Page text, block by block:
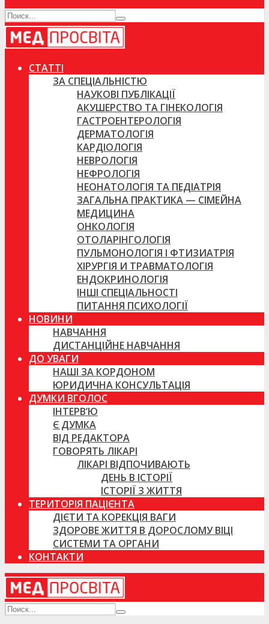
СТАТТІ
ЗА СПЕЦІАЛЬНІСТЮ
НАУКОВІ ПУБЛІКАЦІЇ
АКУШЕРСТВО ТА ГІНЕКОЛОГІЯ
ГАСТРОЕНТЕРОЛОГІЯ
ДЕРМАТОЛОГІЯ
КАРДІОЛОГІЯ
НЕВРОЛОГІЯ
НЕФРОЛОГІЯ
НЕОНАТОЛОГІЯ ТА ПЕДІАТРІЯ
ЗАГАЛЬНА ПРАКТИКА — СІМЕЙНА
МЕДИЦИНА
ОНКОЛОГІЯ
ОТОЛАРІНГОЛОГІЯ
ПУЛЬМОНОЛОГІЯ І ФТИЗИАТРІЯ
ХІРУРГІЯ И ТРАВМАТОЛОГІЯ
ЕНДОКРИНОЛОГІЯ
ІНШІ СПЕЦІАЛЬНОСТІ
ПИТАННЯ ПСИХОЛОГІЇ
НОВИНИ
НАВЧАННЯ
ДИСТАНЦІЙНЕ НАВЧАННЯ
ДО УВАГИ
НАШІ ЗА КОРДОНОМ
ЮРИДИЧНА КОНСУЛЬТАЦІЯ
ДУМКИ ВГОЛОС
ІНТЕРВ’Ю
Є ДУМКА
ВІД РЕДАКТОРА
ГОВОРЯТЬ ЛІКАРІ
ЛІКАРІ ВІДПОЧИВАЮТЬ
ДЕНЬ В ІСТОРІЇ
ІСТОРІЇ З ЖИТТЯ
ТЕРИТОРІЯ ПАЦІЄНТА
ДІЄТИ ТА КОРЕКЦІЯ ВАГИ
ЗДОРОВЕ ЖИТТЯ В ДОРОСЛОМУ ВІЦІ
СИСТЕМИ ТА ОРГАНИ
КОНТАКТИ